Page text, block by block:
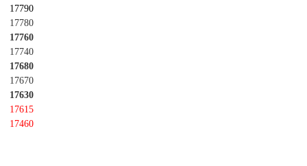
17790
17780
17760
17740
17680
17670
17630
17615
17460